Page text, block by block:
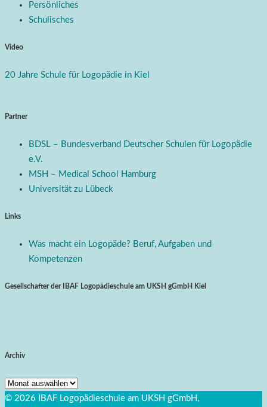
Persönliches
Schulisches
Video
20 Jahre Schule für Logopädie in Kiel
Partner
BDSL – Bundesverband Deutscher Schulen für Logopädie
e.V.
MSH – Medical School Hamburg
Universität zu Lübeck
Links
Was macht ein Logopäde? Beruf, Aufgaben und
Kompetenzen
Gesellschafter der IBAF Logopädieschule am UKSH gGmbH Kiel
Archiv
Archiv
© 2026 IBAF Logopädieschule am UKSH gGmbH,